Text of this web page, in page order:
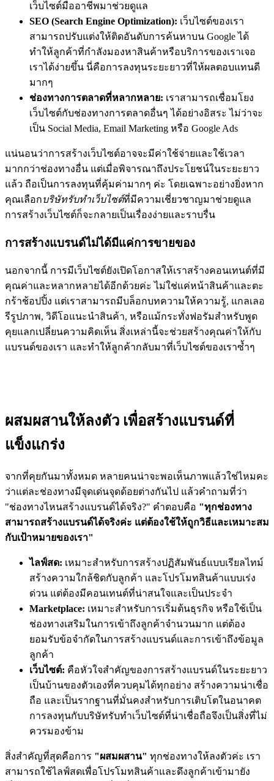
เว็บไซต์มืออาชีพมาช่วยดูแล
SEO (Search Engine Optimization): เว็บไซต์ของเรา
สามารถปรับแต่งให้ติดอันดับการค้นหาบน Google ได้
ทำให้ลูกค้าที่กำลังมองหาสินค้าหรือบริการของเราเจอ
เราได้ง่ายขึ้น นี่คือการลงทุนระยะยาวที่ให้ผลตอบแทนดี
มากๆ
ช่องทางการตลาดที่หลากหลาย: เราสามารถเชื่อมโยง
เว็บไซต์กับช่องทางการตลาดอื่นๆ ได้อย่างอิสระ ไม่ว่าจะ
เป็น Social Media, Email Marketing หรือ Google Ads
แน่นอนว่าการสร้างเว็บไซต์อาจจะมีค่าใช้จ่ายและใช้เวลา
มากกว่าช่องทางอื่น แต่เมื่อพิจารณาถึงประโยชน์ในระยะยาว
แล้ว ถือเป็นการลงทุนที่คุ้มค่ามากๆ ค่ะ โดยเฉพาะอย่างยิ่งหาก
คุณเลือกบริษัทรับทำเว็บไซต์ที่มีความเชี่ยวชาญมาช่วยดูแล
การสร้างเว็บไซต์ก็จะกลายเป็นเรื่องง่ายและราบรื่น
การสร้างแบรนด์ไม่ได้มีแค่การขายของ
นอกจากนี้ การมีเว็บไซต์ยังเปิดโอกาสให้เราสร้างคอนเทนต์ที่มี
คุณค่าและหลากหลายได้อีกด้วยค่ะ ไม่ใช่แค่หน้าสินค้าและตะ
กร้าช้อปปิ้ง แต่เราสามารถมีบล็อกบทความให้ความรู้, แกลเลอ
รีรูปภาพ, วิดีโอแนะนำสินค้า, หรือแม้กระทั่งฟอรัมสำหรับพูด
คุยแลกเปลี่ยนความคิดเห็น สิ่งเหล่านี้จะช่วยสร้างคุณค่าให้กับ
แบรนด์ของเรา และทำให้ลูกค้ากลับมาที่เว็บไซต์ของเราซ้ำๆ
ผสมผสานให้ลงตัว เพื่อสร้างแบรนด์ที่
แข็งแกร่ง
จากที่คุยกันมาทั้งหมด หลายคนน่าจะพอเห็นภาพแล้วใช่ไหมคะ
ว่าแต่ละช่องทางมีจุดเด่นจุดด้อยต่างกันไป แล้วคำถามที่ว่า
"ช่องทางไหนสร้างแบรนด์ได้จริง?" คำตอบคือ "ทุกช่องทาง
สามารถสร้างแบรนด์ได้จริงค่ะ แต่ต้องใช้ให้ถูกวิธีและเหมาะสม
กับเป้าหมายของเรา"
ไลฟ์สด: เหมาะสำหรับการสร้างปฏิสัมพันธ์แบบเรียลไทม์
สร้างความใกล้ชิดกับลูกค้า และโปรโมทสินค้าแบบเร่ง
ด่วน แต่ต้องมีคอนเทนต์ที่น่าสนใจและเป็นประจำ
Marketplace: เหมาะสำหรับการเริ่มต้นธุรกิจ หรือใช้เป็น
ช่องทางเสริมในการเข้าถึงลูกค้าจำนวนมาก แต่ต้อง
ยอมรับข้อจำกัดในการสร้างแบรนด์และการเข้าถึงข้อมูล
ลูกค้า
เว็บไซต์: คือหัวใจสำคัญของการสร้างแบรนด์ในระยะยาว
เป็นบ้านของตัวเองที่ควบคุมได้ทุกอย่าง สร้างความน่าเชื่อ
ถือ และเป็นรากฐานที่มั่นคงสำหรับการเติบโตในอนาคต
การลงทุนกับบริษัทรับทำเว็บไซต์ที่น่าเชื่อถือจึงเป็นสิ่งที่ไม่
ควรมองข้าม
สิ่งสำคัญที่สุดคือการ "ผสมผสาน" ทุกช่องทางให้ลงตัวค่ะ เรา
สามารถใช้ไลฟ์สดเพื่อโปรโมทสินค้าและดึงลูกค้าเข้ามายัง